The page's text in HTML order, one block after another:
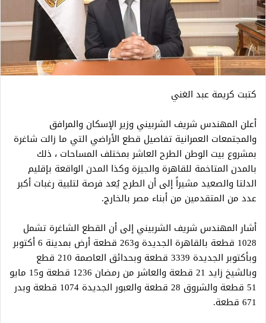
كتبت كريمة عبد الغني
أعلن المهندس شريف الشربيني وزير الإسكان والمرافق
والمجتمعات العمرانية تفاصيل قطع الأراضي التي ما زالت شاغرة
بمشروع بيت الوطن الطرح العاشر بمختلف المساحات ، ذلك
بالمدن المتاخمة للقاهرة والجيزة وكذا المدن الواقعة بإقليم
الدلتا والصعيد مشيراً إلى أن الطرح يُعد فرصة لتلبية رغبات أكبر
عدد من المتقدمين من أبناء مصر بالخارج.
أشار المهندس شريف الشربيني إلى أن القطع الشاغرة تشمل
1028 قطعة بالقاهرة الجديدة و263 قطعة أرض بمدينة 6 أكتوبر
وبأكتوبر الجديدة 3339 قطعة وبحدائق العاصمة 210 قطع
وبالشيخ زايد 21 قطعة والعاشر من رمضان 1236 قطعة و15 مايو
51 قطعة والشروق 28 قطعة والعبور الجديدة 1074 قطعة وبدر
671 قطعة.